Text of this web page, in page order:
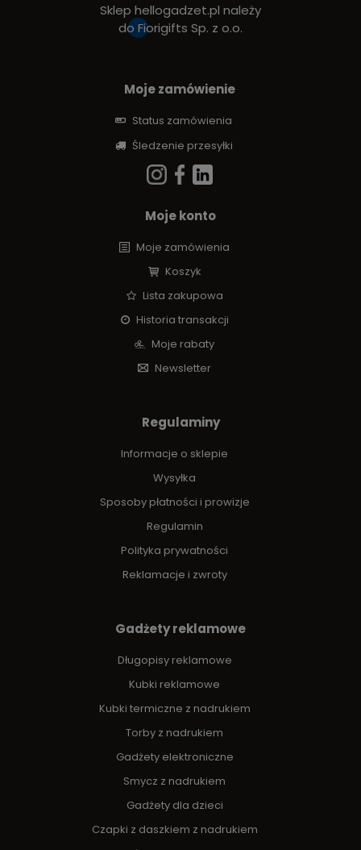
Sklep hellogadzet.pl należy
do Fiorigifts Sp. z o.o.
Moje zamówienie
Status zamówienia
Śledzenie przesyłki
Moje konto
Moje zamówienia
Koszyk
Lista zakupowa
Historia transakcji
Moje rabaty
Newsletter
Regulaminy
Informacje o sklepie
Wysyłka
Sposoby płatności i prowizje
Regulamin
Polityka prywatności
Reklamacje i zwroty
Gadżety reklamowe
Długopisy reklamowe
Kubki reklamowe
Kubki termiczne z nadrukiem
Torby z nadrukiem
Gadżety elektroniczne
Smycz z nadrukiem
Gadżety dla dzieci
Czapki z daszkiem z nadrukiem